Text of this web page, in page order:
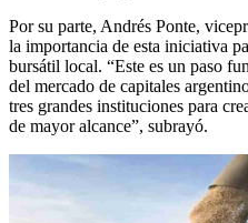
Por su parte, Andrés Ponte,
la importancia de esta iniciativa
bursátil local. “Este es un paso
del mercado de capitales
tres grandes instituciones para
de mayor alcance”, subrayó.